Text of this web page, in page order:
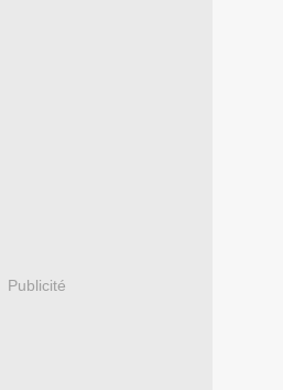
Publicité